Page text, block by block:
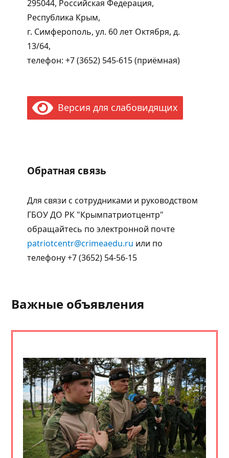
295044, Российская Федерация,
Республика Крым,
г. Симферополь, ул. 60 лет Октября, д.
13/64,
телефон: +7 (3652) 545-615 (приёмная)
Версия для слабовидящих
Обратная связь
Для связи с сотрудниками и руководством
ГБОУ ДО РК "Крымпатриотцентр"
обращайтесь по электронной почте
patriotcentr@crimeaedu.ru или по
телефону +7 (3652) 54-56-15
Важные объявления